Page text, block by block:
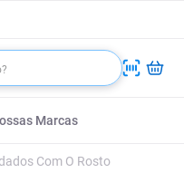
Marcas
Com O Rosto